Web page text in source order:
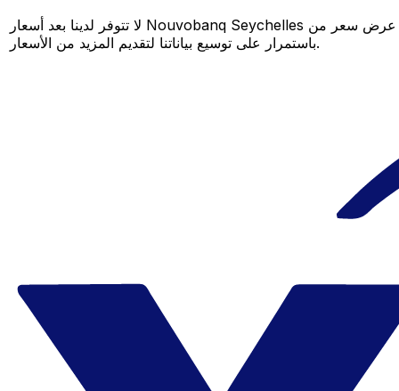
لا تتوفر لدينا بعد أسعار Nouvobanq Seychelles لهذا الزوج من العملات، لكن لا يزال بإمكانك مقارنة عرض سعر من Nouvobanq Seychelles بسعر Xe المباشر لمعرفة التوفير المحتمل. عد لاحقًا، فنحن نعمل
باستمرار على توسيع بياناتنا لتقديم المزيد من الأسعار.